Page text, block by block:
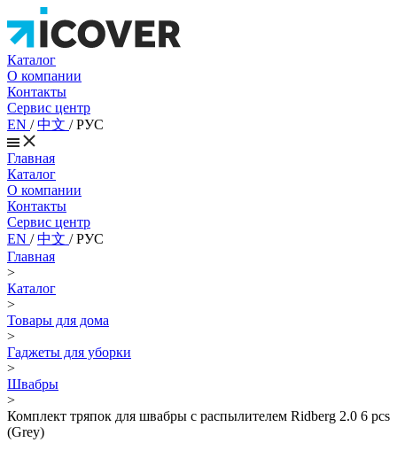
Каталог
О компании
Контакты
Сервис центр
EN /中文 /РУС
Главная
Каталог
О компании
Контакты
Сервис центр
EN /中文 /РУС
Главная
>
Каталог
>
Товары для дома
>
Гаджеты для уборки
>
Швабры
>
Комплект тряпок для швабры с распылителем Ridberg 2.0 6 pcs
(Grey)